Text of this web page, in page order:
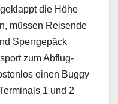
die Höhe
müssen Reisende
Sper­rgepäck
zum Abflug-
einen Bug­gy
1 und 2